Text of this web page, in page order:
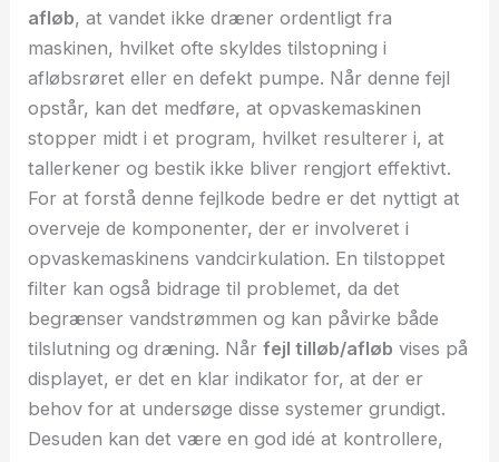
afløb, at vandet ikke dræner ordentligt fra
maskinen, hvilket ofte skyldes tilstopning i
afløbsrøret eller en defekt pumpe. Når denne fejl
opstår, kan det medføre, at opvaskemaskinen
stopper midt i et program, hvilket resulterer i, at
tallerkener og bestik ikke bliver rengjort effektivt.
For at forstå denne fejlkode bedre er det nyttigt at
overveje de komponenter, der er involveret i
opvaskemaskinens vandcirkulation. En tilstoppet
filter kan også bidrage til problemet, da det
begrænser vandstrømmen og kan påvirke både
tilslutning og dræning. Nårfejl tilløb/afløb vises på
displayet, er det en klar indikator for, at der er
behov for at undersøge disse systemer grundigt.
Desuden kan det være en god idé at kontrollere,